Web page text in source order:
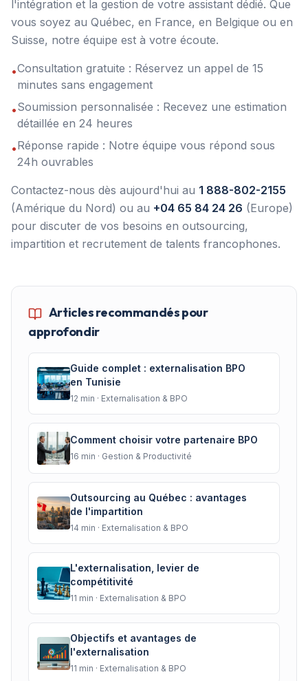
l'intégration et la gestion de votre assistant dédié. Que
vous soyez au Québec, en France, en Belgique ou en
Suisse, notre équipe est à votre écoute.
•Consultation gratuite : Réservez un appel de 15
minutes sans engagement
•Soumission personnalisée : Recevez une estimation
détaillée en 24 heures
•Réponse rapide : Notre équipe vous répond sous
24h ouvrables
Contactez-nous dès aujourd'hui au 1 888-802-2155
(Amérique du Nord) ou au +04 65 84 24 26 (Europe)
pour discuter de vos besoins en outsourcing,
impartition et recrutement de talents francophones.
Articles recommandés pour
approfondir
Guide complet : externalisation BPO
en Tunisie
12 min · Externalisation & BPO
Comment choisir votre partenaire BPO
16 min · Gestion & Productivité
Outsourcing au Québec : avantages
de l'impartition
14 min · Externalisation & BPO
L'externalisation, levier de
compétitivité
11 min · Externalisation & BPO
Objectifs et avantages de
l'externalisation
11 min · Externalisation & BPO